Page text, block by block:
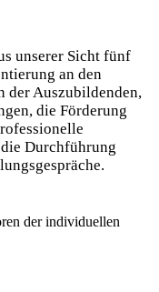
unserer Sicht fünf
an den
der Auszubildenden,
die Förderung
Durchführung